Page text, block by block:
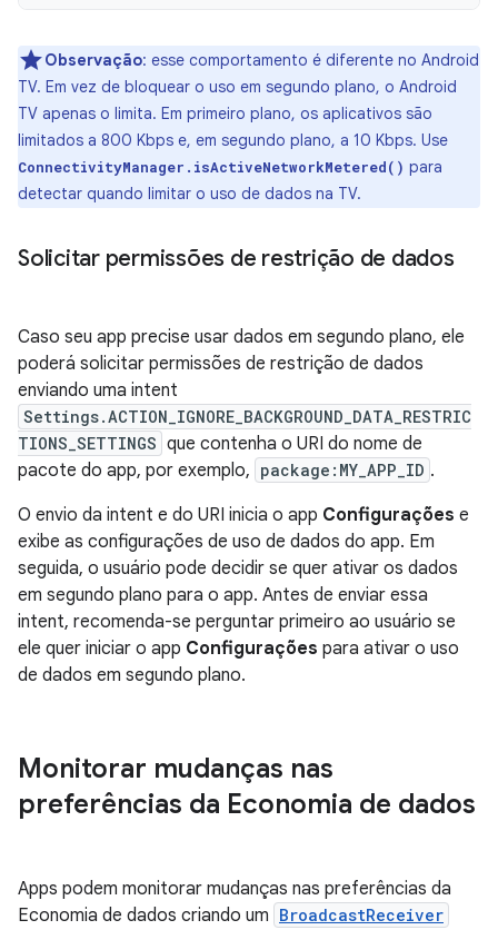
Observação: esse comportamento é diferente no Android
TV. Em vez de bloquear o uso em segundo plano, o Android
TV apenas o limita. Em primeiro plano, os aplicativos são
limitados a 800 Kbps e, em segundo plano, a 10 Kbps. Use
ConnectivityManager.isActiveNetworkMetered() para
detectar quando limitar o uso de dados na TV.
Solicitar permissões de restrição de dados
Caso seu app precise usar dados em segundo plano, ele
poderá solicitar permissões de restrição de dados
enviando uma intent
Settings.ACTION_IGNORE_BACKGROUND_DATA_RESTRIC
TIONS_SETTINGS que contenha o URI do nome de
pacote do app, por exemplo, package:MY_APP_ID .
O envio da intent e do URI inicia o app Configurações e
exibe as configurações de uso de dados do app. Em
seguida, o usuário pode decidir se quer ativar os dados
em segundo plano para o app. Antes de enviar essa
intent, recomenda-se perguntar primeiro ao usuário se
ele quer iniciar o app Configurações para ativar o uso
de dados em segundo plano.
Monitorar mudanças nas
preferências da Economia de dados
Apps podem monitorar mudanças nas preferências da
Economia de dados criando um BroadcastReceiver